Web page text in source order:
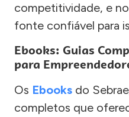
competitividade, e
fonte confiável para
Ebooks: Guias
para
Os Ebooks do
completos que